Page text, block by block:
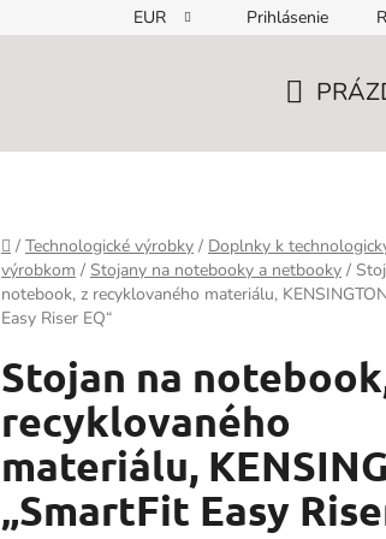
EUR Prihlásenie
Domov
/ Technologické výrobky / Doplnky k
výrobkom / Stojany na notebooky a netbooky /
notebook, z recyklovaného materiálu,
Easy Riser EQ“
Stojan na
recyklovaného
materiálu,
„SmartFit Easy